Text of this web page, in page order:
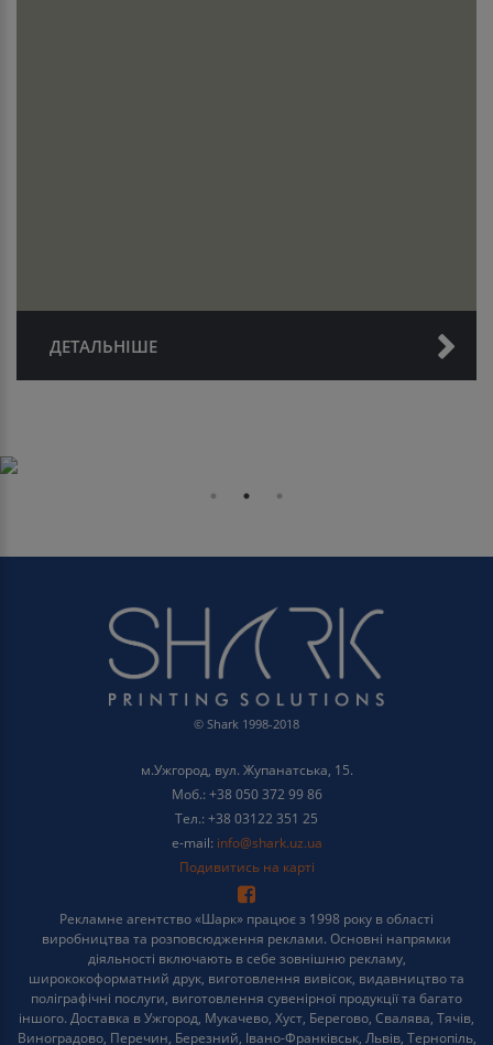
ДЕТАЛЬНІШЕ
© Shark 1998-2018
м.Ужгород, вул. Жупанатська, 15.
Моб.: +38 050 372 99 86
Тел.: +38 03122 351 25
e-mail: info@shark.uz.ua
Подивитись на карті
Рекламне агентство «Шарк» працює з 1998 року в області
виробництва та розповсюдження реклами. Основні напрямки
діяльності включають в себе зовнішню рекламу,
ширококоформатний друк, виготовлення вивісок, видавництво та
поліграфічні послуги, виготовлення сувенірної продукції та багато
іншого. Доставка в Ужгород, Мукачево, Хуст, Берегово, Свалява, Тячів,
Виноградово, Перечин, Березний, Івано-Франківськ, Львів, Тернопіль,